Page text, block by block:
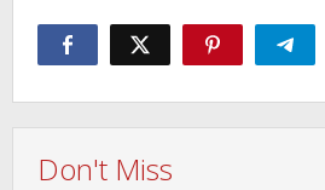
Don't Miss